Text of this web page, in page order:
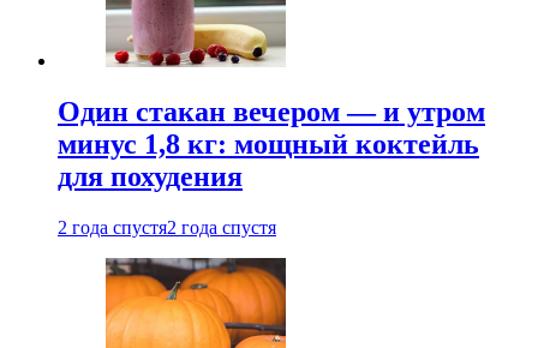
Один стакан вечером — и утром
минус 1,8 кг: мощный коктейль
для похудения
2 года спустя2 года спустя